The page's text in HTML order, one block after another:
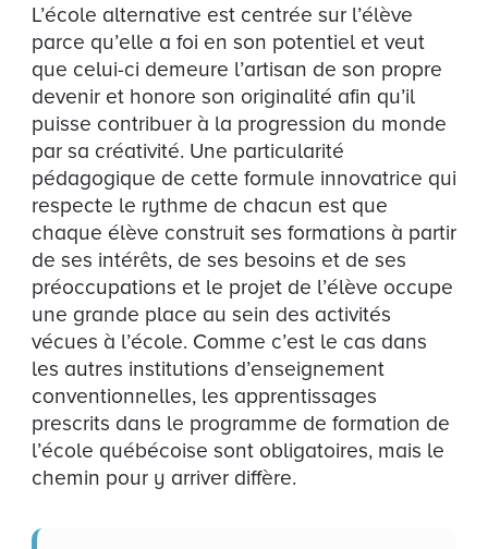
L’école alternative est centrée sur l’élève
parce qu’elle a foi en son potentiel et veut
que celui-ci demeure l’artisan de son propre
devenir et honore son originalité afin qu’il
puisse contribuer à la progression du monde
par sa créativité. Une particularité
pédagogique de cette formule innovatrice qui
respecte le rythme de chacun est que
chaque élève construit ses formations à partir
de ses intérêts, de ses besoins et de ses
préoccupations et le projet de l’élève occupe
une grande place au sein des activités
vécues à l’école. Comme c’est le cas dans
les autres institutions d’enseignement
conventionnelles, les apprentissages
prescrits dans le programme de formation de
l’école québécoise sont obligatoires, mais le
chemin pour y arriver diffère.